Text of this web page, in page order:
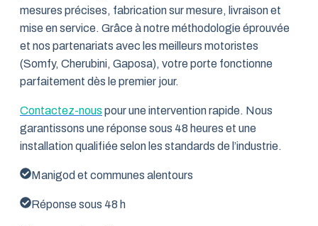
mesures précises, fabrication sur mesure, livraison et
mise en service. Grâce à notre méthodologie éprouvée
et nos partenariats avec les meilleurs motoristes
(Somfy, Cherubini, Gaposa), votre porte fonctionne
parfaitement dès le premier jour.
Contactez-nous pour une intervention rapide. Nous
garantissons une réponse sous 48 heures et une
installation qualifiée selon les standards de l’industrie.
Manigod et communes alentours
Réponse sous 48 h